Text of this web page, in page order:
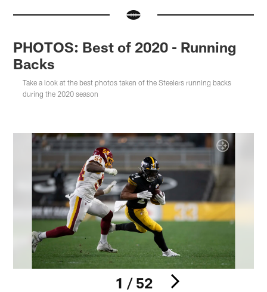
PHOTOS: Best of 2020 - Running
Backs
Take a look at the best photos taken of the Steelers running backs
during the 2020 season
1 / 52